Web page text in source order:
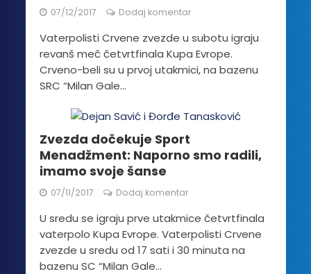
07/12/2017 Dodaj komentar
Vaterpolisti Crvene zvezde u subotu igraju
revanš meč četvrtfinala Kupa Evrope.
Crveno-beli su u prvoj utakmici, na bazenu
SRC “Milan Gale...
Zvezda dočekuje Sport
Menadžment: Naporno smo radili,
imamo svoje šanse
07/11/2017 Dodaj komentar
U sredu se igraju prve utakmice četvrtfinala
vaterpolo Kupa Evrope. Vaterpolisti Crvene
zvezde u sredu od 17 sati i 30 minuta na
bazenu SC “Milan Gale...